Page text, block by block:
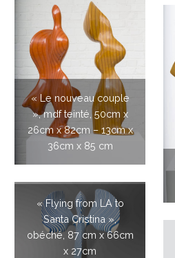
« Le nouveau couple
», mdf teinté, 50cm x
26cm x 82cm – 13cm x
36cm x 85 cm
« Flying from LA to
Santa Cristina »,
obéché, 87 cm x 66cm
x 27cm